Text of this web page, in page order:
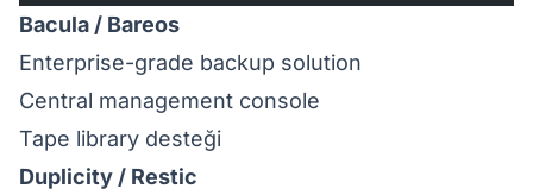
Bacula / Bareos
Enterprise-grade backup solution
Central management console
Tape library desteği
Duplicity / Restic